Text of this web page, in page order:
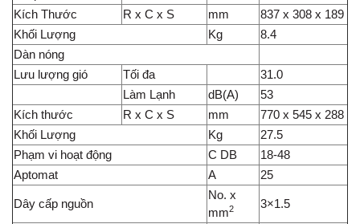
Kích Thước R x C x S mm
837 x 308 x 189
Khối Lượng
Kg
8.4
Dàn nóng
Lưu lượng gió
Tối đa
31.0
Làm Lạnh
dB(A)
53
Kích thước
R x C x S mm
770 x 545 x 288
Khối Lượng
Kg
27.5
Phạm vi hoạt động
C DB
18-48
Aptomat
A 25
Dây cấp nguồn
No. x
mm2 3×1.5